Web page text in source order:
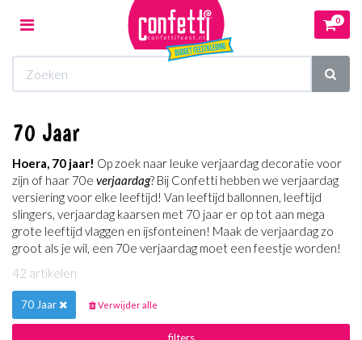
Toggle
0
Winkelwagen
Vul hem met producten.
70 Jaar
Hoera, 70 jaar! Op zoek naar leuke verjaardag decoratie voor
zijn of haar 70e verjaardag? Bij Confetti hebben we verjaardag
versiering voor elke leeftijd! Van leeftijd ballonnen, leeftijd
slingers, verjaardag kaarsen met 70 jaar er op tot aan mega
grote leeftijd vlaggen en ijsfonteinen! Maak de verjaardag zo
groot als je wil, een 70e verjaardag moet een feestje worden!
42 artikelen
70 Jaar Verwijder alle
filters